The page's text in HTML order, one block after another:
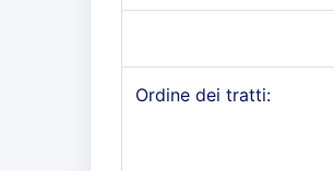
Ordine dei tratti: